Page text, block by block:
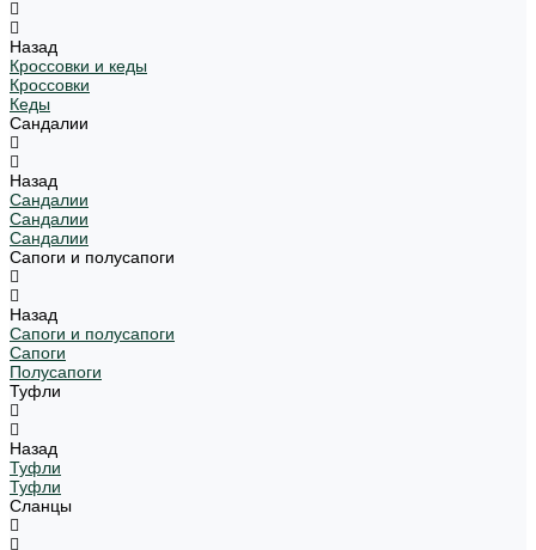
Назад
Кроссовки и кеды
Кроссовки
Кеды
Сандалии
Назад
Сандалии
Сандалии
Сандалии
Сапоги и полусапоги
Назад
Сапоги и полусапоги
Сапоги
Полусапоги
Туфли
Назад
Туфли
Туфли
Сланцы